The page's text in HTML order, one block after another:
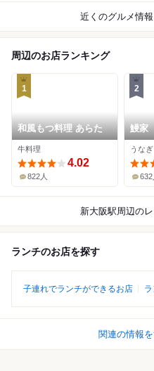
近くのグルメ情
周辺のお店ランキング
1
和風もつ料理 あらた
牛料理
4.02
822人
2
鰻家
うなぎ
632
新大阪駅周辺の
ランチのお店を探す
子連れでランチができるお店
関連の情報